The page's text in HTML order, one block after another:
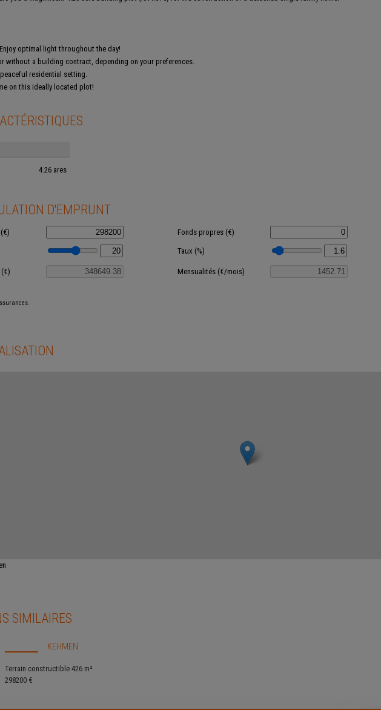
optimal light throughout the day!
without a building contract, depending on your preferences.
residential setting.
on this ideally located plot!
4.26 ares
D'EMPRUNT
Fonds propres (€)
Taux (%)
Mensualités (€/mois)
SIMILAIRES
KEHMEN
Terrain constructible 426 m²
298200 €